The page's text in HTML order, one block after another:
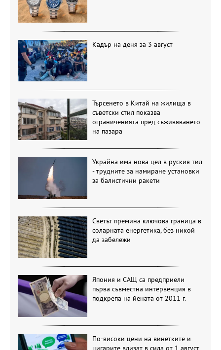
Кадър на деня за 3 август
Търсенето в Китай на жилища в
съветски стил показва
ограниченията пред съживяването
на пазара
Украйна има нова цел в руския тил
- трудните за намиране установки
за балистични ракети
Светът премина ключова граница в
соларната енергетика, без никой
да забележи
Япония и САЩ са предприели
първа съвместна интервенция в
подкрепа на йената от 2011 г.
По-високи цени на винетките и
цигарите влизат в сила от 1 август